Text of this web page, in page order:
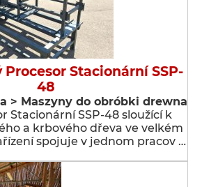
Procesor Stacionární SSP-
48
> Maszyny do obróbki drewna
Stacionární SSP-48 sloužící k
a krbového dřeva ve velkém
spojuje v jednom pracov …